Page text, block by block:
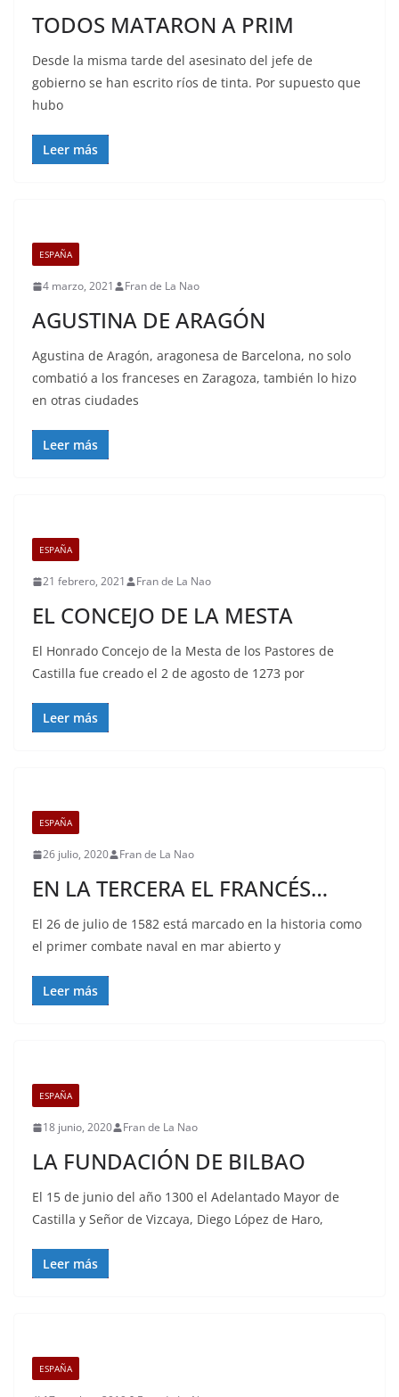
TODOS MATARON A PRIM
Desde la misma tarde del asesinato del jefe de
gobierno se han escrito ríos de tinta. Por supuesto que
hubo
Leer más
ESPAÑA
4 marzo, 2021 Fran de La Nao
AGUSTINA DE ARAGÓN
Agustina de Aragón, aragonesa de Barcelona, no solo
combatió a los franceses en Zaragoza, también lo hizo
en otras ciudades
Leer más
ESPAÑA
21 febrero, 2021 Fran de La Nao
EL CONCEJO DE LA MESTA
El Honrado Concejo de la Mesta de los Pastores de
Castilla fue creado el 2 de agosto de 1273 por
Leer más
ESPAÑA
26 julio, 2020 Fran de La Nao
EN LA TERCERA EL FRANCÉS…
El 26 de julio de 1582 está marcado en la historia como
el primer combate naval en mar abierto y
Leer más
ESPAÑA
18 junio, 2020 Fran de La Nao
LA FUNDACIÓN DE BILBAO
El 15 de junio del año 1300 el Adelantado Mayor de
Castilla y Señor de Vizcaya, Diego López de Haro,
Leer más
ESPAÑA